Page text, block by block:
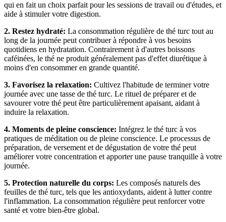
qui en fait un choix parfait pour les sessions de travail ou d'études, et
aide à stimuler votre digestion.
2. Restez hydraté: La consommation régulière de thé turc tout au
long de la journée peut contribuer à répondre à vos besoins
quotidiens en hydratation. Contrairement à d'autres boissons
caféinées, le thé ne produit généralement pas d'effet diurétique à
moins d'en consommer en grande quantité.
3. Favorisez la relaxation: Cultivez l'habitude de terminer votre
journée avec une tasse de thé turc. Le rituel de préparer et de
savourer votre thé peut être particulièrement apaisant, aidant à
induire la relaxation.
4. Moments de pleine conscience: Intégrez le thé turc à vos
pratiques de méditation ou de pleine conscience. Le processus de
préparation, de versement et de dégustation de votre thé peut
améliorer votre concentration et apporter une pause tranquille à votre
journée.
5. Protection naturelle du corps: Les composés naturels des
feuilles de thé turc, tels que les antioxydants, aident à lutter contre
l'inflammation. La consommation régulière peut renforcer votre
santé et votre bien-être global.